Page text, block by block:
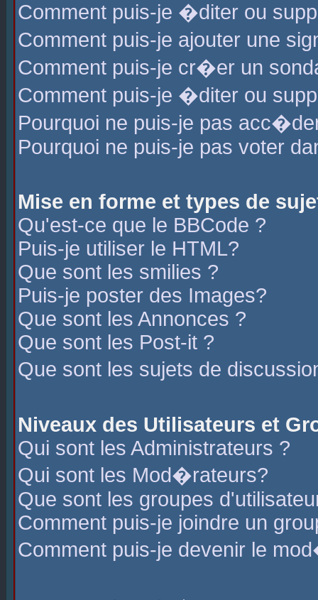
Comment puis-je �diter ou
Comment puis-je ajouter une
Comment puis-je cr�er un
Comment puis-je �diter ou
Pourquoi ne puis-je pas
Pourquoi ne puis-je pas voter
Mise en forme et types de
Qu'est-ce que le BBCode ?
Puis-je utiliser le HTML?
Que sont les smilies ?
Puis-je poster des Images?
Que sont les Annonces ?
Que sont les Post-it ?
Que sont les sujets de
Niveaux des Utilisateurs et
Qui sont les Administrateurs ?
Qui sont les Mod�rateurs?
Que sont les groupes
Comment puis-je joindre un
Comment puis-je devenir le